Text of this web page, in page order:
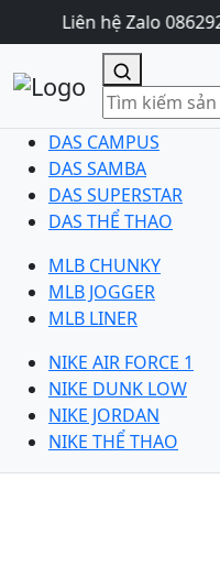
Liên hệ Zalo
DAS CAMPUS
DAS SAMBA
DAS SUPERSTAR
DAS THỂ THAO
MLB CHUNKY
MLB JOGGER
MLB LINER
NIKE AIR FORCE 1
NIKE DUNK LOW
NIKE JORDAN
NIKE THỂ THAO